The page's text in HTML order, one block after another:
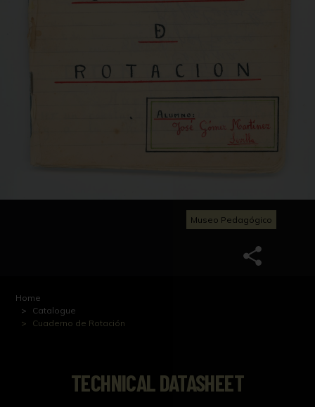
Museo Pedagógico
Home
Catalogue
Cuaderno de Rotación
TECHNICAL DATASHEET